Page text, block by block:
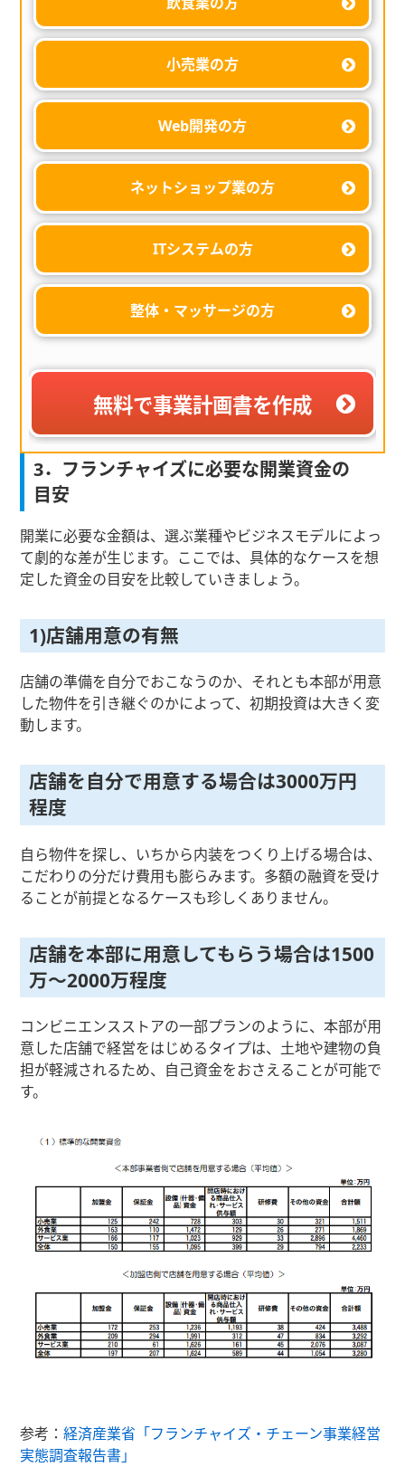
小売業の方
Web開発の方
ネットショップ業の方
ITシステムの方
整体・マッサージの方
無料で事業計画書を作成
3．フランチャイズに必要な開業資金の
目安
開業に必要な金額は、選ぶ業種やビジネスモデルによっ
て劇的な差が生じます。ここでは、具体的なケースを想
定した資金の目安を比較していきましょう。
1)店舗用意の有無
店舗の準備を自分でおこなうのか、それとも本部が用意
した物件を引き継ぐのかによって、初期投資は大きく変
動します。
店舗を自分で用意する場合は3000万円
程度
自ら物件を探し、いちから内装をつくり上げる場合は、
こだわりの分だけ費用も膨らみます。多額の融資を受け
ることが前提となるケースも珍しくありません。
店舗を本部に用意してもらう場合は1500
万〜2000万程度
コンビニエンスストアの一部プランのように、本部が用
意した店舗で経営をはじめるタイプは、土地や建物の負
担が軽減されるため、自己資金をおさえることが可能で
す。
参考：経済産業省「フランチャイズ・チェーン事業経営
実態調査報告書」